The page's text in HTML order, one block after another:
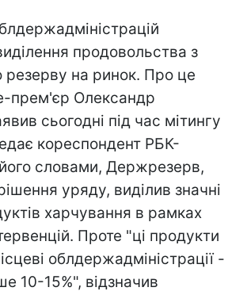
продовольства з
на ринок. Про це
прем'єр Олександр
сьогодні під час мітингу
кореспондент РБК-
словами, Держрезерв,
уряду, виділив значні
харчування в рамках
Проте "ці продукти
облдержадміністрації -
10-15%", відзначив